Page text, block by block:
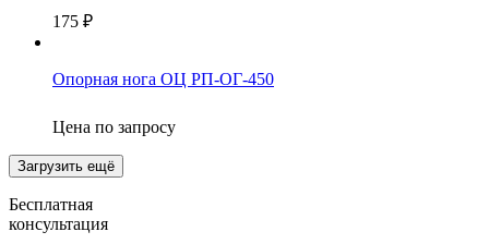
175 ₽
Опорная нога ОЦ РП-ОГ-450
Цена по запросу
Загрузить ещё
Бесплатная
консультация